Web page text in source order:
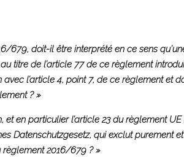
679, doit-il être interprété en ce sens
titre de l’article 77 de ce règlement
l’article 4, point 7, de ce règlement et
? »
en particulier l’article 23 du règlement
Datenschutzgesetz, qui exclut purement
règlement 2016/679 ? »